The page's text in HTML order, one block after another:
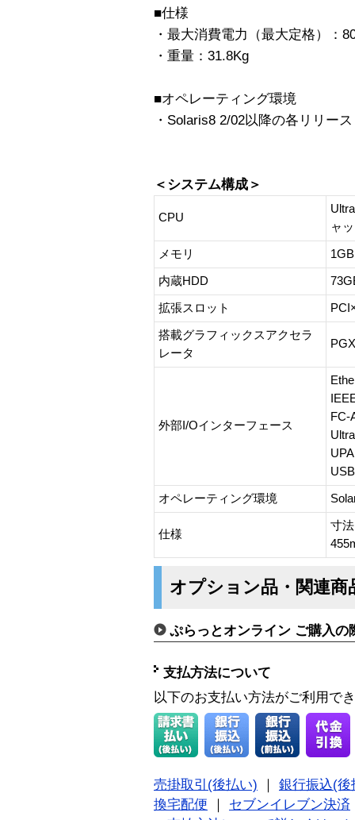
■仕様
・最大消費電力（最大定格）：
・重量：31.8Kg
■オペレーティング環境
・Solaris8 2/02以降の各リリース
＜システム構成＞
CPU
ャ
メモリ
内蔵HDD
拡張スロット
搭載グラフィックスアクセラ
レータ
外部I/Oインターフェース
FC-
オペレーティング環境
仕様
寸
オプション品・関連商
ぷらっとオンライン ご購入の
支払方法について
以下のお支払い方法がご利用で
売掛取引(後払い)
銀行振込(後
換宅配便
セブンイレブン決済